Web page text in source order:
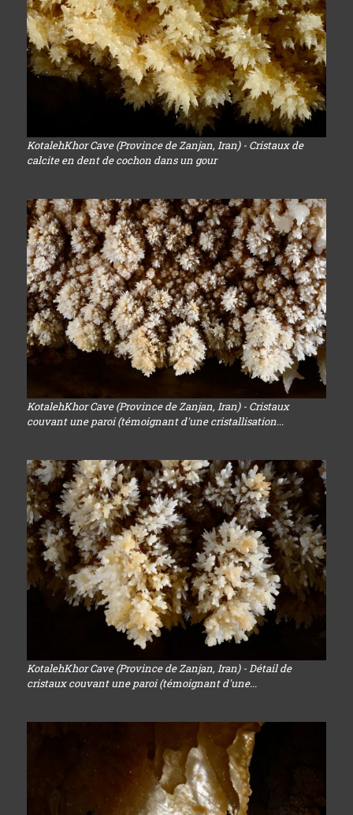
KotalehKhor Cave (Province de Zanjan, Iran) - Cristaux de
calcite en dent de cochon dans un gour
KotalehKhor Cave (Province de Zanjan, Iran) - Cristaux
couvant une paroi (témoignant d'une cristallisation...
KotalehKhor Cave (Province de Zanjan, Iran) - Détail de
cristaux couvant une paroi (témoignant d'une...